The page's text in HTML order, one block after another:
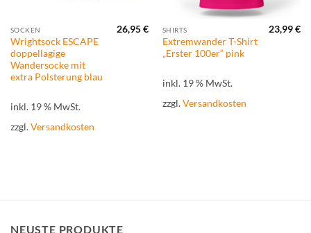
SOCKEN
Wrightsock ESCAPE
doppellagige
Wandersocke mit
extra Polsterung blau
26,95€
inkl. 19 % MwSt.
zzgl.Versandkosten
SHIRTS
Extremwander T-Shirt
„Erster 100er“ pink
23,99€
inkl. 19 % MwSt.
zzgl.Versandkosten
NEUSTE PRODUKTE